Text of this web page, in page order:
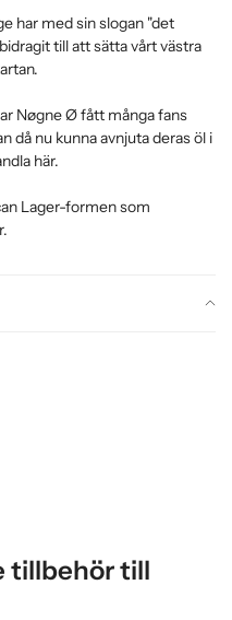
har med sin slogan "det
till att sätta vårt västra
Nøgne Ø fått många fans
då nu kunna avnjuta deras öl i
här.
Lager-formen som
tillbehör till